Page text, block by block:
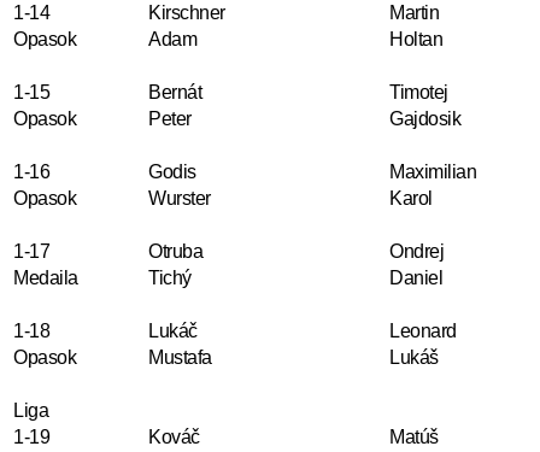
1-14
Kirschner
Martin
Opasok
Adam Holtan
1-15 Bernát
Timotej
Opasok
Peter Gajdosik
1-16 Godis
Maximilian
Opasok
Wurster Karol
1-17 Otruba
Ondrej
Medaila
Tichý Daniel
1-18 Lukáč
Leonard
Opasok
Mustafa Lukáš
Liga
1-19
Kováč Matúš